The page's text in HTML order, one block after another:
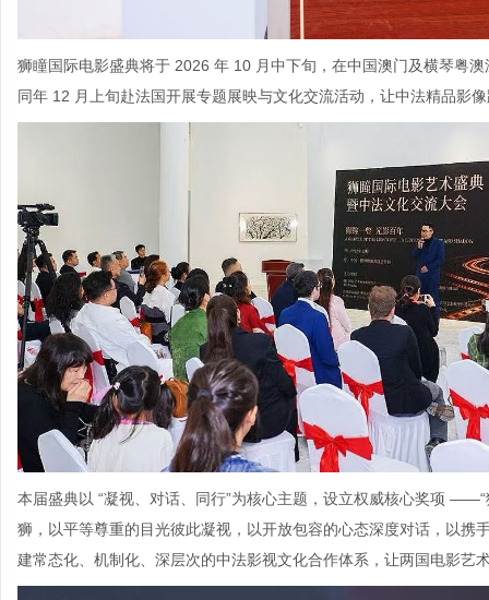
狮瞳国际电影盛典将于 2026 年 10 月中下旬，在中国澳门及横琴粤
同年 12 月上旬赴法国开展专题展映与文化交流活动，让中法精品影
本届盛典以 “凝视、对话、同行”为核心主题，设立权威核心奖项
狮，以平等尊重的目光彼此凝视，以开放包容的心态深度对话，以携
建常态化、机制化、深层次的中法影视文化合作体系，让两国电影艺